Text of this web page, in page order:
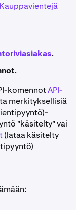
Kauppavientejä
.
.
komennotAPI-
merkityksellisiä
"käsitelty" vai
(lataa käsitelty